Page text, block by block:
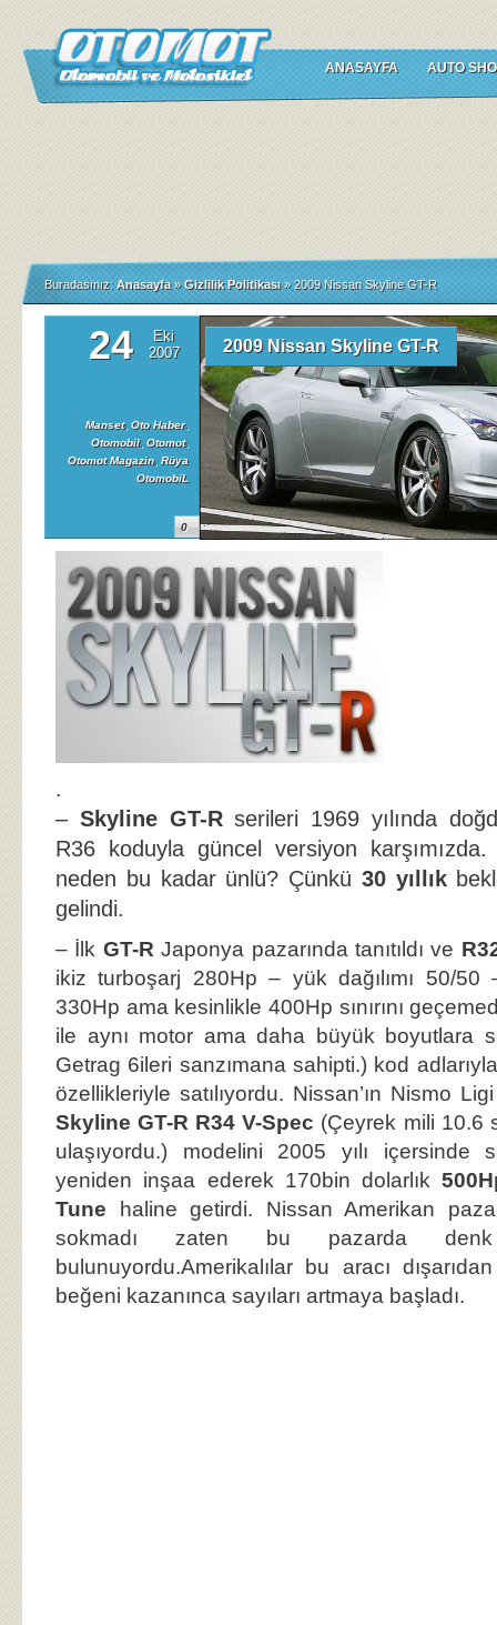
ANASAYFA AUTO
Buradasınız: Anasayfa » Gizlilik Politikası » 2009 Nissan Skyline GT-R
24
Eki
2007
Manset, Oto Haber,
Otomobil, Otomot,
Otomot Magazin, Rüya
OtomobiL
0
2009 Nissan Skyline GT-R
.
– Skyline GT-Rserileri 1969 yılında
R36 koduyla güncel versiyon
neden bu kadar ünlü? Çünkü 30 yıllık
gelindi.
– İlk GT-R Japonya pazarında tanıtıldı ve
ikiz turboşarj 280Hp – yük dağılımı 50/50
330Hp ama kesinlikle 400Hp sınırını
ile aynı motor ama daha büyük boyutlara
Getrag 6ileri sanzımana sahipti.) kod
özellikleriyle satılıyordu. Nissan’ın Nismo
Skyline GT-R R34 V-Spec (Çeyrek mili 10.6
ulaşıyordu.) modelini 2005 yılı içersinde
yeniden inşaa ederek 170bin dolarlık
Tune haline getirdi. Nissan Amerikan
sokmadı zaten bu pazarda
bulunuyordu.Amerikalılar bu aracı
beğeni kazanınca sayıları artmaya başladı.